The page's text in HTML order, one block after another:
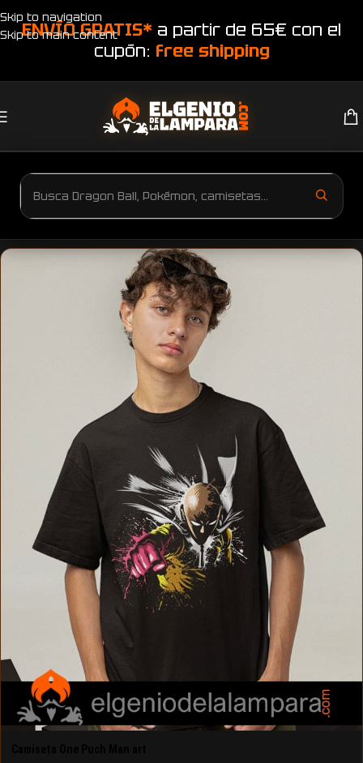
Skip to navigation
Skip to main content
ENVÍO GRATIS* a partir de 65€ con el
cupón: free shipping
Inicio Productos etiquetados “Camiseta One Puch Man art”